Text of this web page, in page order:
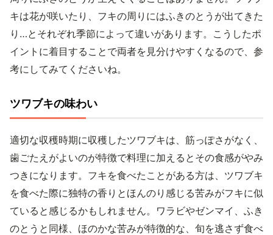
キは花が咲いたり、フキの周りにはふきのとうが出てきた
り…とそれぞれ季節によって違いがあります。こうしたポ
イントに着目することで両者を見分けやすくなるので、参
考にしてみてくださいね。
ツワブキの味わい
適切な収穫時期に収穫したツワブキは、筋っぽさがなく、
歯ごたえがよいのが特徴で料理に加えるとその食感がやみ
つきになります。フキを食べたことがある方は、ツワブキ
を食べた際に独特の香りとほんのり感じる苦みがフキに似
ていると感じるかもしれません。ワラビやゼンマイ、ふき
のとうと同様、ほのかな苦みが特徴的な、旬を逃さず食べ